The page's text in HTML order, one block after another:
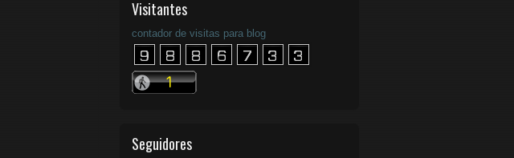
Visitantes
contador de visitas para blog
Seguidores